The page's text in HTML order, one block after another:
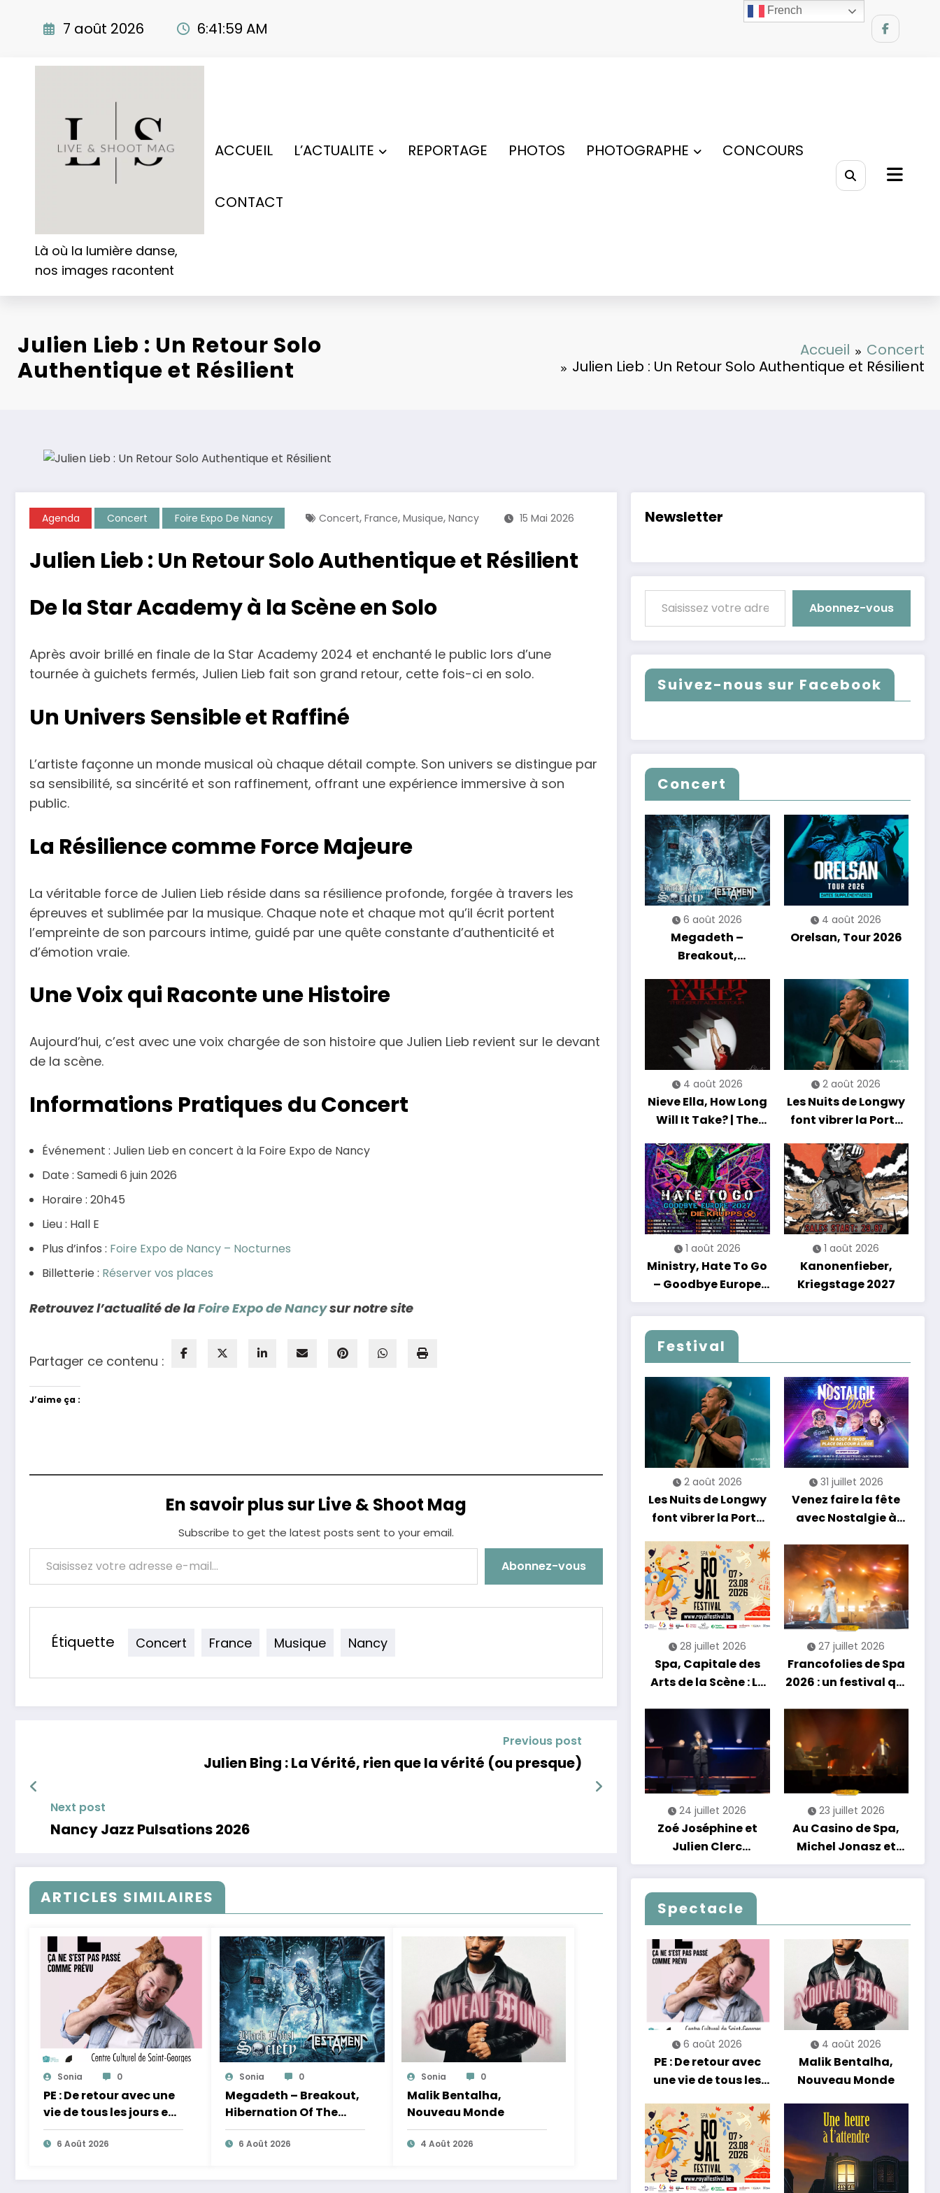
7 août 2026 6:42:01 AM
Là où la lumière danse,
nos images racontent
ACCUEIL L’ACTUALITE REPORTAGE PHOTOS PHOTOGRAPHE CONCOURS
CONTACT
Julien Lieb : Un Retour Solo
Authentique et Résilient
Accueil
Concert
Julien Lieb : Un Retour Solo Authentique et Résilient
Agenda Concert Foire Expo De Nancy Concert, France, Musique, Nancy 15 Mai 2026
Julien Lieb : Un Retour Solo Authentique et Résilient
De la Star Academy à la Scène en Solo
Après avoir brillé en finale de la Star Academy 2024 et enchanté le public lors d’une
tournée à guichets fermés, Julien Lieb fait son grand retour, cette fois-ci en solo.
Un Univers Sensible et Raffiné
L’artiste façonne un monde musical où chaque détail compte. Son univers se distingue par
sa sensibilité, sa sincérité et son raffinement, offrant une expérience immersive à son
public.
La Résilience comme Force Majeure
La véritable force de Julien Lieb réside dans sa résilience profonde, forgée à travers les
épreuves et sublimée par la musique. Chaque note et chaque mot qu’il écrit portent
l’empreinte de son parcours intime, guidé par une quête constante d’authenticité et
d’émotion vraie.
Une Voix qui Raconte une Histoire
Aujourd’hui, c’est avec une voix chargée de son histoire que Julien Lieb revient sur le devant
de la scène.
Informations Pratiques du Concert
Événement : Julien Lieb en concert à la Foire Expo de Nancy
Date : Samedi 6 juin 2026
Horaire : 20h45
Lieu : Hall E
Plus d’infos : Foire Expo de Nancy – Nocturnes
Billetterie : Réserver vos places
Retrouvez l’actualité de laFoire Expo de Nancysur notre site
Partager ce contenu :
J’aime ça :
En savoir plus sur Live & Shoot Mag
Subscribe to get the latest posts sent to your email.
Saisissez votre adresse e-mail…
Abonnez-vous
Étiquette Concert France Musique Nancy
Previous post
Julien Bing : La Vérité, rien que la vérité (ou presque)
Next post
Nancy Jazz Pulsations 2026
ARTICLES SIMILAIRES
Sonia 0
PE : De retour avec une
vie de tous les jours en
équilibre
6 Août 2026
Sonia 0
Megadeth – Breakout,
Hibernation Of The
Nations Europe Tour
20276 Août 2026
Sonia 0
Malik Bentalha,
Nouveau Monde
4 Août 2026
Newsletter
Saisissez votre adresse e-mail…
Abonnez-vous
Suivez-nous sur Facebook
Concert
6 août 2026
Megadeth –
Breakout,
Nations Europe Tour
2027
4 août 2026
Orelsan, Tour 2026
4 août 2026
Nieve Ella, How Long
Will It Take? | The
2 août 2026
Les Nuits de Longwy
font vibrer la Porte
soirée entre
découvertes et
énergie reggae
1 août 2026
Ministry, Hate To Go
– Goodbye Europe
2027
1 août 2026
Kanonenfieber,
Kriegstage 2027
Festival
2 août 2026
Les Nuits de Longwy
font vibrer la Porte
soirée entre
découvertes et
énergie reggae
31 juillet 2026
Venez faire la fête
avec Nostalgie à
28 juillet 2026
Spa, Capitale des
Arts de la Scène : Le
27 juillet 2026
Francofolies de Spa
2026 : un festival qui
nouveautés et
grands moments de
scène
24 juillet 2026
Zoé Joséphine et
Julien Clerc
clôturent en beauté
Les Nuits
Francofolies au
23 juillet 2026
Au Casino de Spa,
Michel Jonasz et
Alain Chamfort
célèbrent le temps
nostalgie
Spectacle
6 août 2026
PE : De retour avec
une vie de tous les
4 août 2026
Malik Bentalha,
Nouveau Monde
French